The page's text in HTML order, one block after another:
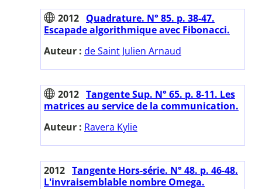
2012 Quadrature. N° 85. p. 38-47.
Escapade algorithmique avec Fibonacci.
Auteur : de Saint Julien Arnaud
2012 Tangente Sup. N° 65. p. 8-11. Les
matrices au service de la communication.
Auteur : Ravera Kylie
2012 Tangente Hors-série. N° 48. p. 46-48.
L'invraisemblable nombre Omega.